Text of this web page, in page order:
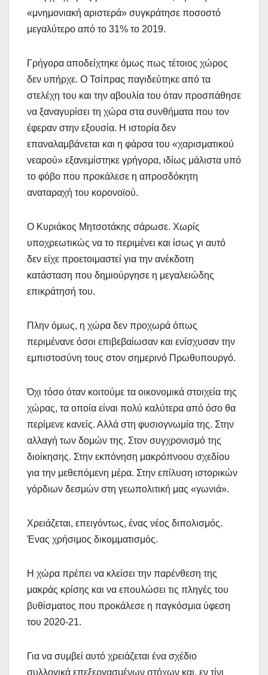
«μνημονιακή αριστερά» συγκράτησε ποσοστό
μεγαλύτερο από το 31% το 2019.
Γρήγορα αποδείχτηκε όμως πως τέτοιος χώρος
δεν υπήρχε. Ο Τσίπρας παγιδεύτηκε από τα
στελέχη του και την αβουλία του όταν προσπάθησε
να ξαναγυρίσει τη χώρα στα συνθήματα που τον
έφεραν στην εξουσία. Η ιστορία δεν
επαναλαμβάνεται και η φάρσα του «χαρισματικού
νεαρού» εξανεμίστηκε γρήγορα, ιδίως μάλιστα υπό
το φόβο που προκάλεσε η απροσδόκητη
αναταραχή του κορονοϊού.
Ο Κυριάκος Μητσοτάκης σάρωσε. Χωρίς
υποχρεωτικώς να το περιμένει και ίσως γι αυτό
δεν είχε προετοιμαστεί για την ανέκδοτη
κατάσταση που δημιούργησε η μεγαλειώδης
επικράτησή του.
Πλην όμως, η χώρα δεν προχωρά όπως
περιμένανε όσοι επιβεβαίωσαν και ενίσχυσαν την
εμπιστοσύνη τους στον σημερινό Πρωθυπουργό.
Όχι τόσο όταν κοιτούμε τα οικονομικά στοιχεία της
χώρας, τα οποία είναι πολύ καλύτερα από όσο θα
περίμενε κανείς. Αλλά στη φυσιογνωμία της. Στην
αλλαγή των δομών της. Στον συγχρονισμό της
διοίκησης. Στην εκπόνηση μακρόπνοου σχεδίου
για την μεθεπόμενη μέρα. Στην επίλυση ιστορικών
γόρδιων δεσμών στη γεωπολιτική μας «γωνιά».
Χρειάζεται, επειγόντως, ένας νέος διπολισμός.
Ένας χρήσιμος δικομματισμός.
Η χώρα πρέπει να κλείσει την παρένθεση της
μακράς κρίσης και να επουλώσει τις πληγές του
βυθίσματος που προκάλεσε η παγκόσμια ύφεση
του 2020-21.
Για να συμβεί αυτό χρειάζεται ένα σχέδιο
συλλογικά επεξεργασμένων στόχων και, εν τίνι